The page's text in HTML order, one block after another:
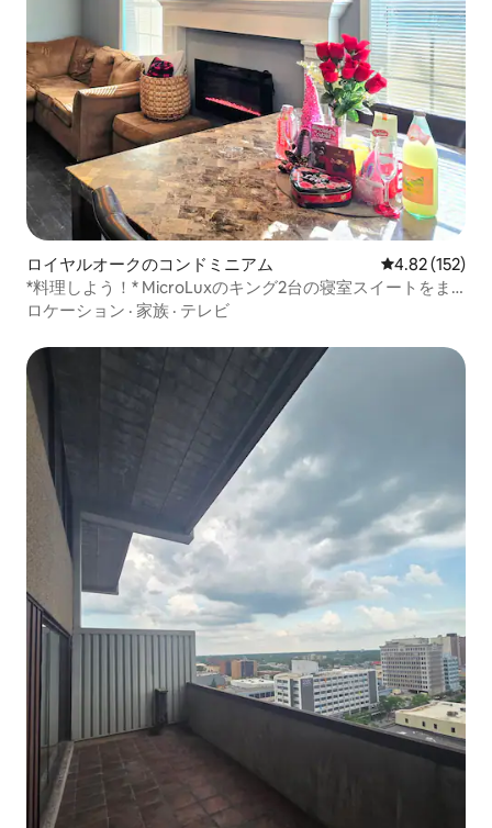
ロイヤルオークのコンドミニアム レビュー152
4.82 (152)
*料理しよう！* MicroLuxのキング2台の寝室スイートをま
るまる貸切
ロケーション · 家族 · テレビ